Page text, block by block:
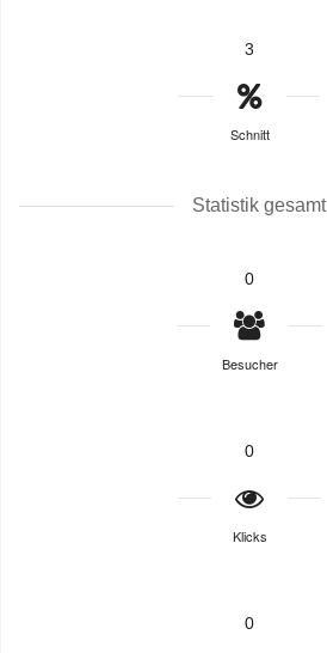
3
Schnitt
Statistik gesamt
0
Besucher
0
Klicks
0